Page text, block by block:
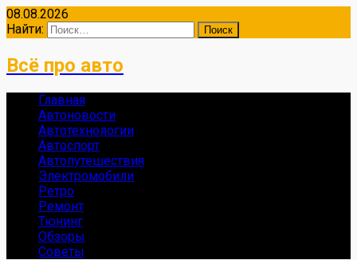
08.08.2026
Найти:
Всё про авто
Главная
Автоновости
Автотехнологии
Автоспорт
Автопутешествия
Электромобили
Ретро
Ремонт
Тюнинг
Обзоры
Советы